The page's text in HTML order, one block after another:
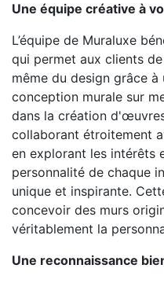
Une équipe créative à
L’équipe de Muraluxe
qui permet aux clients de
même du design grâce
conception murale sur
dans la création
collaborant étroitement
en explorant les intérêts
personnalité de chaque
unique et inspirante.
concevoir des murs
véritablement la
Une reconnaissance